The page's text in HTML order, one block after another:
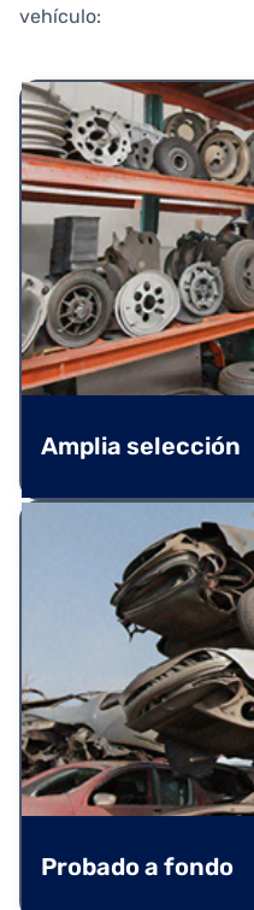
vehículo:
Amplia selección
Probado a fondo